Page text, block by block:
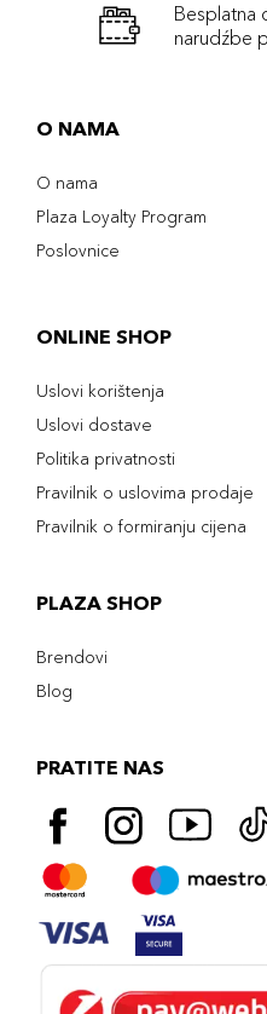
Besplatna
narudźbe
O NAMA
O nama
Plaza Loyalty Program
Poslovnice
ONLINE SHOP
Uslovi korištenja
Uslovi dostave
Politika privatnosti
Pravilnik o uslovima prodaje
Pravilnik o formiranju cijena
PLAZA SHOP
Brendovi
Blog
PRATITE NAS